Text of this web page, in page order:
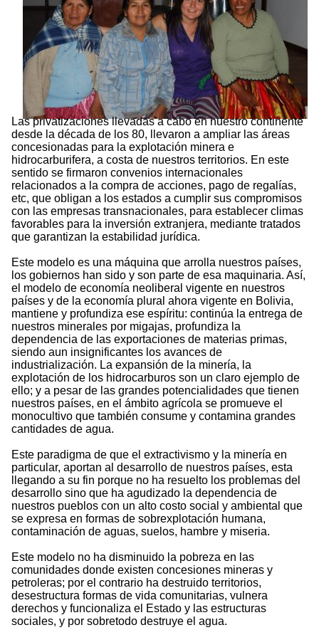
Las privatizaciones llevadas a cabo en nuestro continente
desde la década de los 80, llevaron a ampliar las áreas
concesionadas para la explotación minera e
hidrocarburifera, a costa de nuestros territorios. En este
sentido se firmaron convenios internacionales
relacionados a la compra de acciones, pago de regalías,
etc, que obligan a los estados a cumplir sus compromisos
con las empresas transnacionales, para establecer climas
favorables para la inversión extranjera, mediante tratados
que garantizan la estabilidad jurídica.
Este modelo es una máquina que arrolla nuestros países,
los gobiernos han sido y son parte de esa maquinaria. Así,
el modelo de economía neoliberal vigente en nuestros
países y de la economía plural ahora vigente en Bolivia,
mantiene y profundiza ese espíritu: continúa la entrega de
nuestros minerales por migajas, profundiza la
dependencia de las exportaciones de materias primas,
siendo aun insignificantes los avances de
industrialización. La expansión de la minería, la
explotación de los hidrocarburos son un claro ejemplo de
ello; y a pesar de las grandes potencialidades que tienen
nuestros países, en el ámbito agrícola se promueve el
monocultivo que también consume y contamina grandes
cantidades de agua.
Este paradigma de que el extractivismo y la minería en
particular, aportan al desarrollo de nuestros países, esta
llegando a su fin porque no ha resuelto los problemas del
desarrollo sino que ha agudizado la dependencia de
nuestros pueblos con un alto costo social y ambiental que
se expresa en formas de sobrexplotación humana,
contaminación de aguas, suelos, hambre y miseria.
Este modelo no ha disminuido la pobreza en las
comunidades donde existen concesiones mineras y
petroleras; por el contrario ha destruido territorios,
desestructura formas de vida comunitarias, vulnera
derechos y funcionaliza el Estado y las estructuras
sociales, y por sobretodo destruye el agua.